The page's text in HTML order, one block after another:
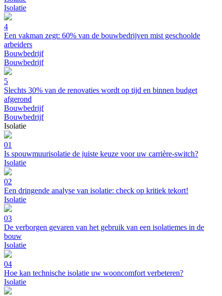
Isolatie
4
Een vakman zegt: 60% van de bouwbedrijven mist geschoolde
arbeiders
Bouwbedrijf
Bouwbedrijf
5
Slechts 30% van de renovaties wordt op tijd en binnen budget
afgerond
Bouwbedrijf
Bouwbedrijf
Isolatie
01
Is spouwmuurisolatie de juiste keuze voor uw carrière-switch?
Isolatie
02
Een dringende analyse van isolatie: check op kritiek tekort!
Isolatie
03
De verborgen gevaren van het gebruik van een isolatiemes in de
bouw
Isolatie
04
Hoe kan technische isolatie uw wooncomfort verbeteren?
Isolatie